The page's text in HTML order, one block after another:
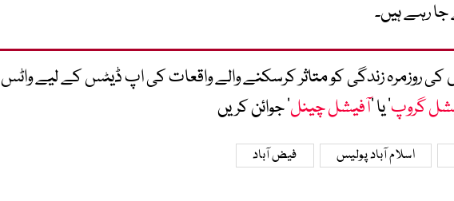
جا رہے ہیں۔
کی روزمرہ زندگی کو متاثر کرسکنے والے واقعات کی اپ ڈیٹس کے لیے واٹس
گروپ‘ یا ’آفیشل چینل‘ جوائن کریں
اسلام آباد پولیس فیض آباد